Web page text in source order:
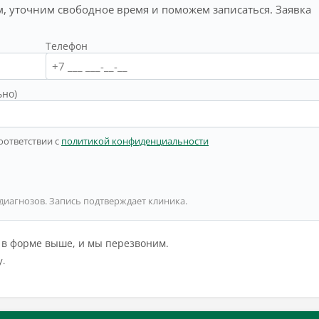
свободное время и поможем записаться. Заявка
Телефон
с политикой конфиденциальности
Запись подтверждает клиника.
в форме выше, и мы перезвоним.